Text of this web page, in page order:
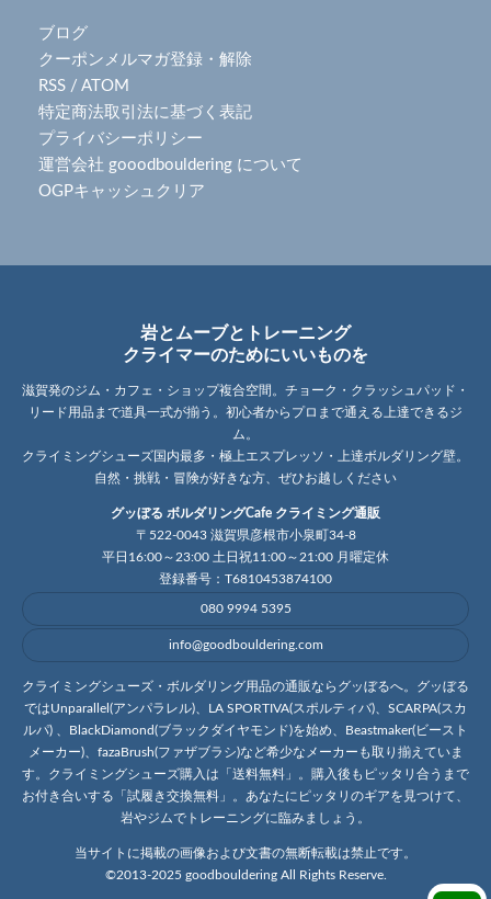
ブログ
クーポンメルマガ登録・解除
RSS / ATOM
特定商法取引法に基づく表記
プライバシーポリシー
運営会社 gooodbouldering について
OGPキャッシュクリア
岩とムーブとトレーニング
クライマーのためにいいものを
滋賀発のジム・カフェ・ショップ複合空間。チョーク・クラッシュパッド・
リード用品まで道具一式が揃う。初心者からプロまで通える上達できるジ
ム。
クライミングシューズ国内最多・極上エスプレッソ・上達ボルダリング壁。
自然・挑戦・冒険が好きな方、ぜひお越しください
グッぼる ボルダリングCafe クライミング通販
〒522-0043 滋賀県彦根市小泉町34-8
平日16:00～23:00 土日祝11:00～21:00 月曜定休
登録番号：T6810453874100
080 9994 5395
info@goodbouldering.com
クライミングシューズ・ボルダリング用品の通販ならグッぼるへ。グッぼる
ではUnparallel(アンパラレル)、LA SPORTIVA(スポルティバ)、SCARPA(スカ
ルパ) 、BlackDiamond(ブラックダイヤモンド)を始め、Beastmaker(ビースト
メーカー)、fazaBrush(ファザブラシ)など希少なメーカーも取り揃えていま
す。クライミングシューズ購入は「送料無料」。購入後もピッタリ合うまで
お付き合いする「試履き交換無料」。あなたにピッタリのギアを見つけて、
岩やジムでトレーニングに臨みましょう。
当サイトに掲載の画像および文書の無断転載は禁止です。
©2013-2025 goodbouldering All Rights Reserve.